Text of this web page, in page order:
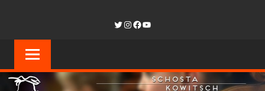
springen
BERLIN-
Twitter
Instagram
Facebook
YouTube